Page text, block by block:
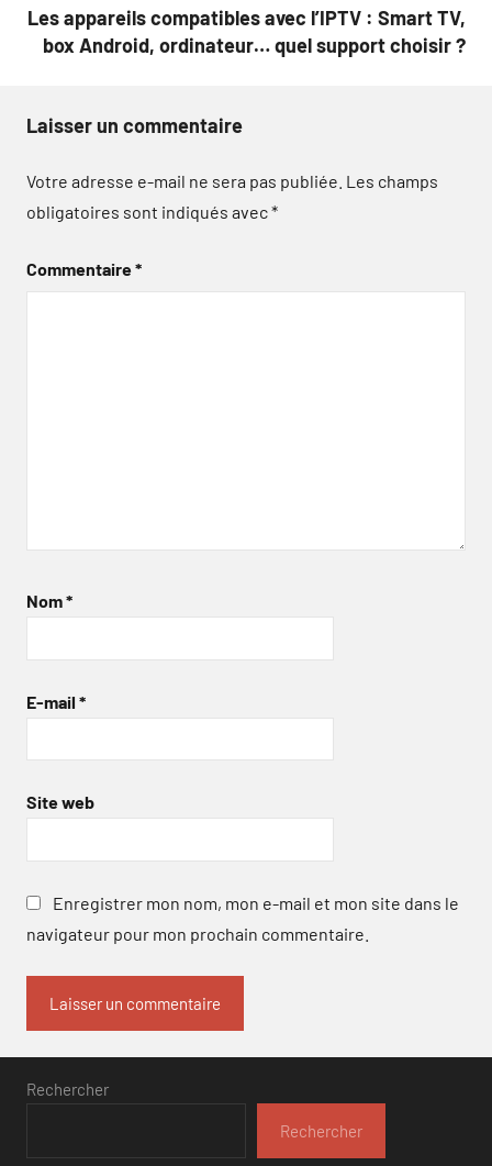
Les appareils compatibles avec l’IPTV : Smart TV,
box Android, ordinateur… quel support choisir ?
Laisser un commentaire
Votre adresse e-mail ne sera pas publiée. Les champs
obligatoires sont indiqués avec*
Commentaire*
Nom*
E-mail *
Site web
Enregistrer mon nom, mon e-mail et mon site dans le
navigateur pour mon prochain commentaire.
Rechercher
Rechercher